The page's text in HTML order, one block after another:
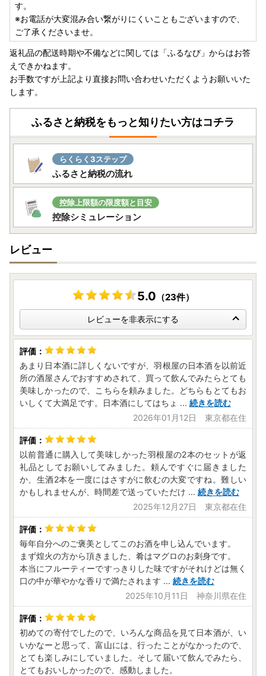
す。
※お電話が大変混み合い繋がりにくいこともございますので、
ご了承くださいませ。
返礼品の配送時期や不備などに関しては「ふるなび」からはお答
えできかねます。
お手数ですが上記より直接お問い合わせいただくようお願いいた
します。
ふるさと納税をもっと知りたい方はコチラ
らくらく3ステップ
ふるさと納税の流れ
控除上限額の限度額と目安
控除シミュレーション
レビュー
5.0 （23件）
レビューを非表示にする
あまり日本酒に詳しくないですが、羽根屋の日本酒を以前近
所の酒屋さんでおすすめされて、買って飲んでみたらとても
美味しかったので、こちらを頼みました。どちらもとてもお
いしくて大満足です。日本酒にしてはちょ ... 続きを読む
2026年01月12日 東京都在住
以前普通に購入して美味しかった羽根屋の2本のセットが返
礼品としてお願いしてみました。頼んですぐに届きました
か、生酒2本を一度にはさすがに飲むの大変ですね。難しい
かもしれませんが、時間差で送っていただけ ... 続きを読む
2025年12月27日 東京都在住
毎年自分へのご褒美としてこのお酒を申し込んでいます。
まず煌火の方から頂きました、肴はマグロのお刺身です。
本当にフルーティーですっきりした味ですがそれけどは無く
口の中が華やかな香りで満たされます ... 続きを読む
2025年10月11日 神奈川県在住
初めての寄付でしたので、いろんな商品を見て日本酒が、い
いかなーと思って、富山には、行ったことがなかったので、
とても楽しみにしていました。そして届いて飲んでみたら、
とてもおいしかったので、感動しました。